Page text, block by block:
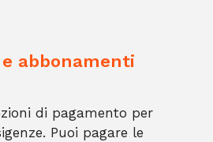
abbonamenti
di pagamento per
Puoi pagare le